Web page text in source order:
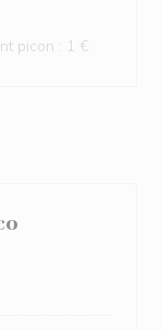
picon : 1 €